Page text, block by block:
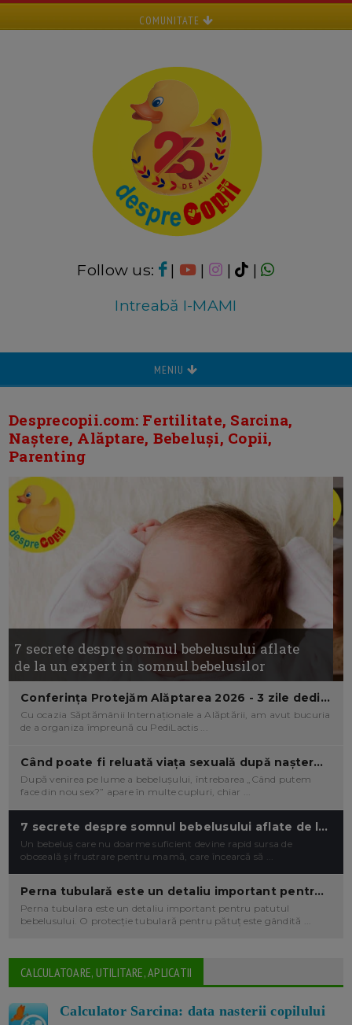
COMUNITATE
Follow us: | | |
|
Intreabă I-MAMI
MENIU
Desprecopii.com: Fertilitate, Sarcina,
Naștere, Alăptare, Bebeluși, Copii,
Parenting
7 secrete despre somnul bebelusului aflate
de la un expert in somnul bebelusilor
Conferința Protejăm Alăptarea 2026 - 3 zile dedicate mamelor care vor să alăpteze cu mai multă încredere
Cu ocazia Săptămânii Internaționale a Alăptării, am avut bucuria
de a organiza împreună cu PediLactis ...
Când poate fi reluată viața sexuală după naștere? Ce modificari apar in relatia intima a cuplului - ce e normal si ce NU.
După venirea pe lume a bebelușului, întrebarea „Când putem
face din nou sex?” apare în multe cupluri, chiar ...
7 secrete despre somnul bebelusului aflate de la un expert in somnul bebelusilor
Un bebeluș care nu doarme suficient devine rapid sursa de
oboseală și frustrare pentru mamă, care încearcă să ...
Perna tubulară este un detaliu important pentru pătuțul bebelușului. Ii ofera protecție inteligentă și confort - iar cele de la Jukki sunt ideale
Perna tubulara este un detaliu important pentru patutul
bebelusului. O protecție tubulară pentru pătuț este gândită ...
CALCULATOARE, UTILITARE, APLICATII
Calculator Sarcina: data nasterii copilului